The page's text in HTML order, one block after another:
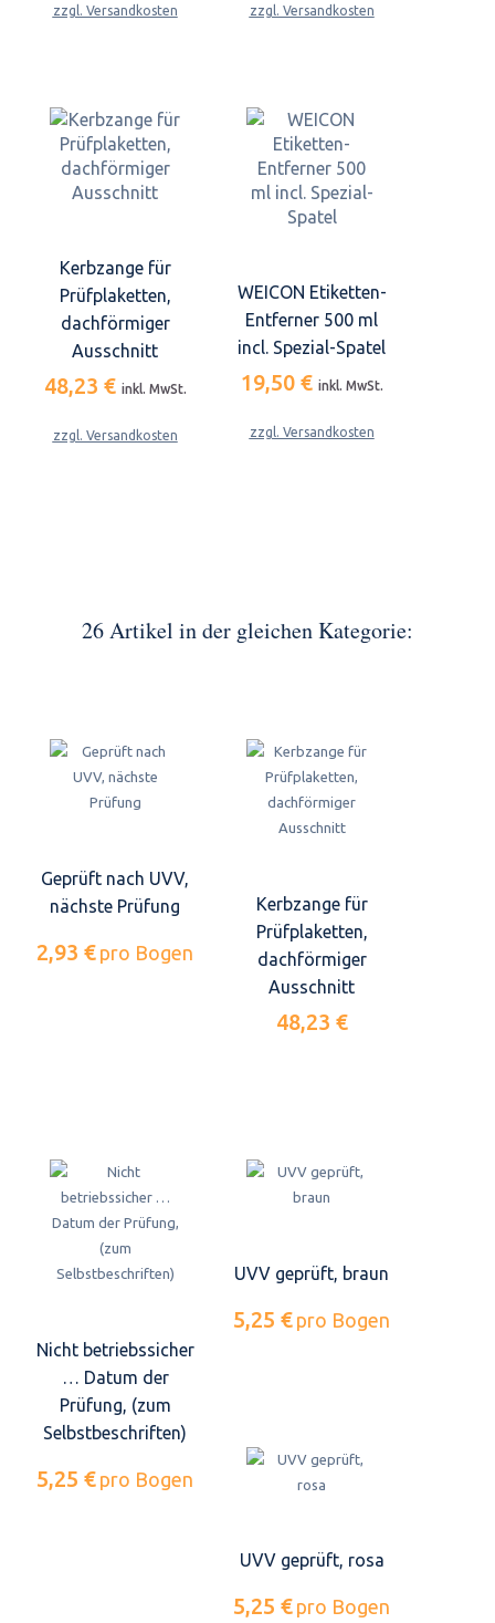
zzgl. Versandkosten zzgl. Versandkosten
Kerbzange für
Prüfplaketten,
dachförmiger
Ausschnitt
48,23 € inkl. MwSt.
zzgl. Versandkosten
WEICON Etiketten-
Entferner 500 ml
incl. Spezial-Spatel
19,50 € inkl. MwSt.
zzgl. Versandkosten
26 Artikel in der gleichen Kategorie:
Geprüft nach UVV,
nächste Prüfung
2,93 € pro Bogen
Kerbzange für
Prüfplaketten,
dachförmiger
Ausschnitt
48,23 €
Nicht betriebssicher
… Datum der
Prüfung, (zum
Selbstbeschriften)
5,25 € pro Bogen
UVV geprüft, braun
5,25 € pro Bogen
UVV geprüft, rosa
5,25 € pro Bogen